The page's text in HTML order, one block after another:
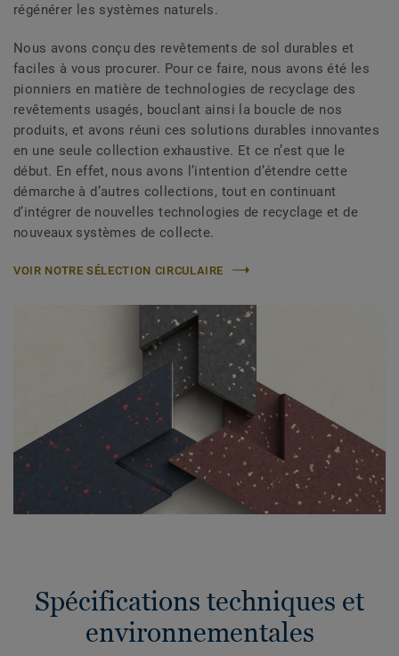
régénérer les systèmes naturels.
Nous avons conçu des revêtements de sol durables et
faciles à vous procurer. Pour ce faire, nous avons été les
pionniers en matière de technologies de recyclage des
revêtements usagés, bouclant ainsi la boucle de nos
produits, et avons réuni ces solutions durables innovantes
en une seule collection exhaustive. Et ce n’est que le
début. En effet, nous avons l’intention d’étendre cette
démarche à d’autres collections, tout en continuant
d’intégrer de nouvelles technologies de recyclage et de
nouveaux systèmes de collecte.
VOIR NOTRE SÉLECTION CIRCULAIRE
Spécifications techniques et
environnementales